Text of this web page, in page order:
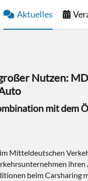
Aktuelles
Nutzen:
mit dem
Mitteldeutschen
beim Carsharing